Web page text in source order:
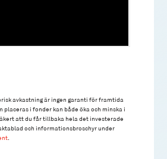
avkastning är ingen garanti för framtida
placeras i fonder kan både öka och minska i
att du får tillbaka hela det investerade
och informationsbroschyr under